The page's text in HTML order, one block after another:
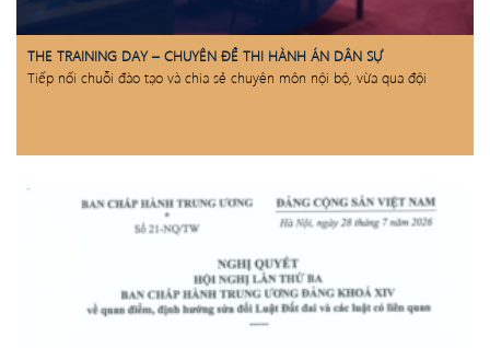
THE TRAINING DAY – CHUYÊN ĐỀ THI HÀNH ÁN DÂN SỰ
Tiếp nối chuỗi đào tạo và chia sẻ chuyên môn nội bộ, vừa qua đội